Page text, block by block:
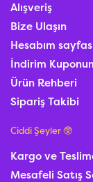
Alışveriş
Bize Ulaşın
Hesabım
İndirim
Ürün Rehberi
Sipariş Takibi
Ciddi Şeyler 🥸
Kargo ve
Mesafeli Satış